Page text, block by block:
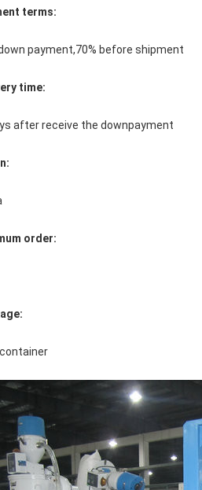
terms:
payment,70% before shipment
time:
after receive the downpayment
order: